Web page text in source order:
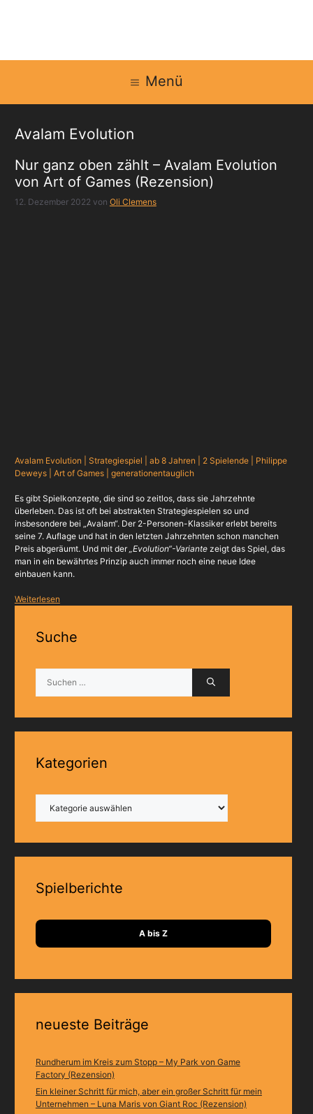
Menü
Avalam Evolution
Nur ganz oben zählt – Avalam Evolution
von Art of Games (Rezension)
12. Dezember 2022 von Oli Clemens
Avalam Evolution | Strategiespiel | ab 8 Jahren | 2 Spielende | Philippe
Deweys | Art of Games | generationentauglich
Es gibt Spielkonzepte, die sind so zeitlos, dass sie Jahrzehnte
überleben. Das ist oft bei abstrakten Strategiespielen so und
insbesondere bei „Avalam“. Der 2-Personen-Klassiker erlebt bereits
seine 7. Auflage und hat in den letzten Jahrzehnten schon manchen
Preis abgeräumt. Und mit der „Evolution“-Variantezeigt das Spiel, das
man in ein bewährtes Prinzip auch immer noch eine neue Idee
einbauen kann.
Weiterlesen
Suche
nach:
Kategorien
Spielberichte
A bis Z
neueste Beiträge
Rundherum im Kreis zum Stopp – My Park von Game
Factory (Rezension)
Ein kleiner Schritt für mich, aber ein großer Schritt für mein
Unternehmen – Luna Maris von Giant Roc (Rezension)